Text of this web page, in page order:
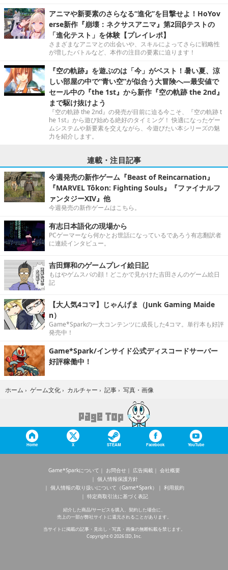
アニマや新要素のさらなる“進化”を目撃せよ！HoYov
erse新作『崩壊：ネクサスアニマ』第2回βテストの
「進化テスト」を体験【プレイレポ】
さまざまなアニマとの出会いや、スキルによってさらに戦略性
が増したバトルなど、本作の注目の要素に迫ります！
『空の軌跡』を遊ぶのは「今」がベスト！暑い夏、涼
しい部屋の中で“青い空”が似合う大冒険へ―最安値で
セール中の『the 1st』から新作『空の軌跡 the 2nd』
まで駆け抜けよう
『空の軌跡 the 2nd』の発売が目前に迫る今こそ、『空の軌跡 t
he 1st』から遊び始める絶好のタイミング！ 快適になったゲー
ムシステムや新要素を交えながら、今遊びたい本シリーズの魅
力を紹介します。
連載・注目記事
今週発売の新作ゲーム『Beast of Reincarnation』
『MARVEL Tōkon: Fighting Souls』『ファイナルフ
ァンタジーXIV』他
今週発売の新作ゲームはこちら。
有志日本語化の現場から
PCゲーマーなら何かとお世話になっているであろう有志翻訳者
に連続インタビュー。
吉田輝和のゲームプレイ絵日記
もはやゲムスパの顔！どこかで見かけた吉田さんのゲーム絵日
記
【大人気4コマ】じゃんげま（Junk Gaming Maide
n）
Game*Sparkの一大コンテンツに成長した4コマ。単行本も好評
発売中！
Game*Spark/インサイド公式ディスコードサーバー
好評稼働中！
ホーム › ゲーム文化 › カルチャー › 記事 › 写真・画像
Home X STEAM Facebook YouTube
Game*Sparkについて お問合せ 広告掲載
会社概要
個人情報保護方針
個人情報の取り扱いについて（Game*Spark）
利用規約
特定商取引法に基づく表記
紹介した商品/サービスを購入、契約した場合に、
売上の一部が弊社サイトに還元されることがあります。
当サイトに掲載の記事・見出し・写真・画像の無断転載を禁じます。
Copyright © 2026 IID, Inc.